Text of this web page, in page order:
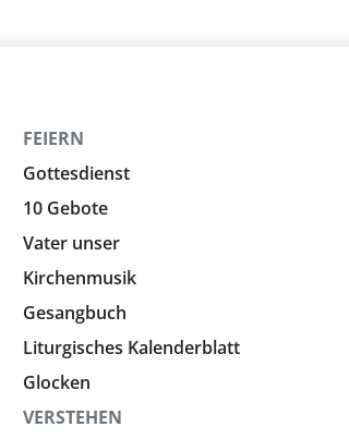
FEIERN
Gottesdienst
10 Gebote
Vater unser
Kirchenmusik
Gesangbuch
Liturgisches Kalenderblatt
Glocken
VERSTEHEN